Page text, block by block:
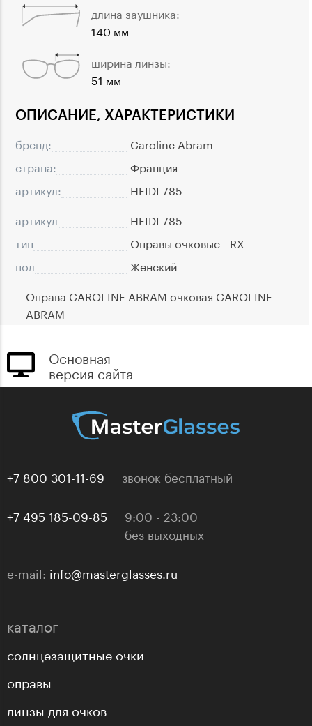
ОПИСАНИЕ, ХАРАКТЕРИСТИКИ
бренд:
Caroline Abram
страна:
Франция
артикул:
HEIDI 785
артикул
HEIDI 785
тип
Оправы очковые - RX
пол
Женский
Оправа CAROLINE ABRAM очковая CAROLINE
ABRAM
длина заушника:
140 мм
ширина линзы:
51 мм
Основная
версия сайта
+7 800 301-11-69 звонок бесплатный
+7 495 185-09-85
9:00 - 23:00
без выходных
e-mail: info@masterglasses.ru
каталог
солнцезащитные очки
оправы
линзы для очков